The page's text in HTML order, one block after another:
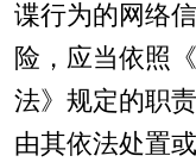
谍行为的网络
险，应当依照
法》规定的职
由其依法处置